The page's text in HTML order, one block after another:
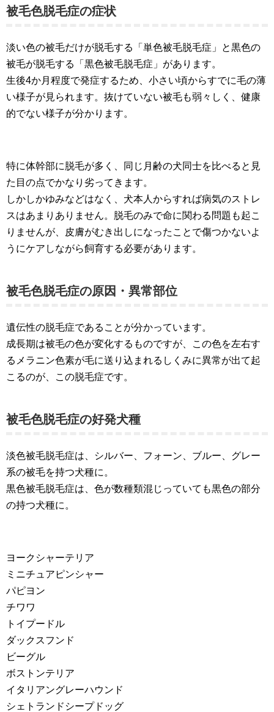
被毛色脱毛症の症状
淡い色の被毛だけが脱毛する「単色被毛脱毛症」と黒色の
被毛が脱毛する「黒色被毛脱毛症」があります。
生後4か月程度で発症するため、小さい頃からすでに毛の薄
い様子が見られます。抜けていない被毛も弱々しく、健康
的でない様子が分かります。
特に体幹部に脱毛が多く、同じ月齢の犬同士を比べると見
た目の点でかなり劣ってきます。
しかしかゆみなどはなく、犬本人からすれば病気のストレ
スはあまりありません。脱毛のみで命に関わる問題も起こ
りませんが、皮膚がむき出しになったことで傷つかないよ
うにケアしながら飼育する必要があります。
被毛色脱毛症の原因・異常部位
遺伝性の脱毛症であることが分かっています。
成長期は被毛の色が変化するものですが、この色を左右す
るメラニン色素が毛に送り込まれるしくみに異常が出て起
こるのが、この脱毛症です。
被毛色脱毛症の好発犬種
淡色被毛脱毛症は、シルバー、フォーン、ブルー、グレー
系の被毛を持つ犬種に。
黒色被毛脱毛症は、色が数種類混じっていても黒色の部分
の持つ犬種に。
ヨークシャーテリア
ミニチュアピンシャー
パピヨン
チワワ
トイプードル
ダックスフンド
ビーグル
ボストンテリア
イタリアングレーハウンド
シェトランドシープドッグ